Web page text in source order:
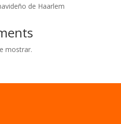
de Haarlem
mostrar.